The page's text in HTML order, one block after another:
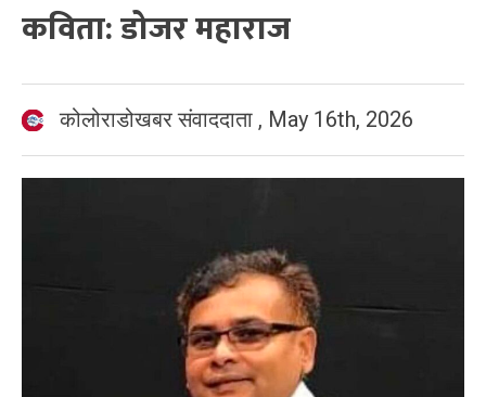
कविता: डोजर महाराज
कोलोराडोखबर संवाददाता , May 16th, 2026